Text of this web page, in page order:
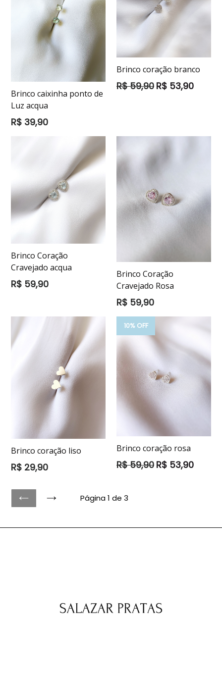
Brinco caixinha ponto de
Luz acqua
Preço
R$ 39,90
Brinco coração branco
Preço
R$ 59,90 R$ 53,90
Brinco Coração
Cravejado acqua
Preço
R$ 59,90
Brinco Coração
Cravejado Rosa
Preço
R$ 59,90
Brinco coração liso
Preço
R$ 29,90
10% OFF
Brinco coração rosa
Preço
R$ 59,90 R$ 53,90
ANTERIOR
Página 1 de 3